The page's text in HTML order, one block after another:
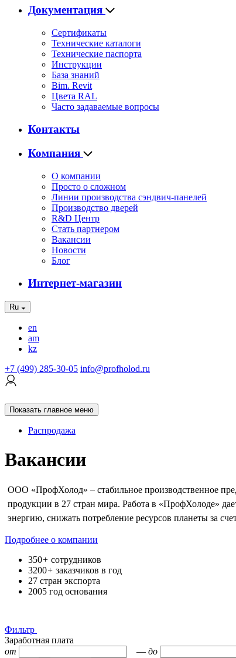
Документация
Сертификаты
Технические каталоги
Технические паспорта
Инструкции
База знаний
Bim. Revit
Цвета RAL
Часто задаваемые вопросы
Контакты
Компания
О компании
Просто о сложном
Линии производства сэндвич-панелей
Производство дверей
R&D Центр
Стать партнером
Вакансии
Новости
Блог
Интернет-магазин
Ru
en
am
kz
+7 (499) 285-30-05 info@profholod.ru
Показать главное меню
Распродажа
Вакансии
ООО «ПрофХолод» – стабильное производственное
продукции в 27 стран мира. Работа в «ПрофХолоде»
энергию, снижать потребление ресурсов планеты за
Подробнее о компании
350+ сотрудников
3200+ заказчиков в год
27 стран экспорта
2005 год основания
Фильтр
Заработная плата
от
— до